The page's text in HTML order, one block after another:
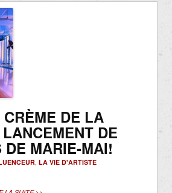
DE LA
DE
DE MARIE-MAI!
, LA VIE D'ARTISTE